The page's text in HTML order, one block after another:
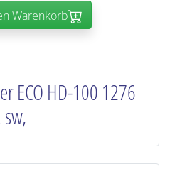
Warenkorb
ECO HD-100 1276